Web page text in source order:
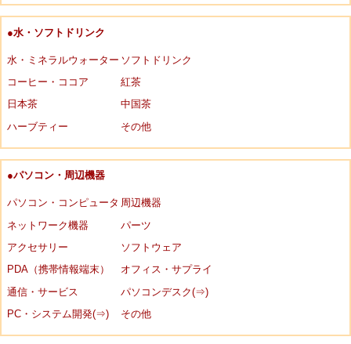
●水・ソフトドリンク
水・ミネラルウォーター ソフトドリンク
コーヒー・ココア
紅茶
日本茶
中国茶
ハーブティー
その他
●パソコン・周辺機器
パソコン・コンピュータ 周辺機器
ネットワーク機器
パーツ
アクセサリー
ソフトウェア
PDA（携帯情報端末）
オフィス・サプライ
通信・サービス
パソコンデスク(⇒)
PC・システム開発(⇒)
その他